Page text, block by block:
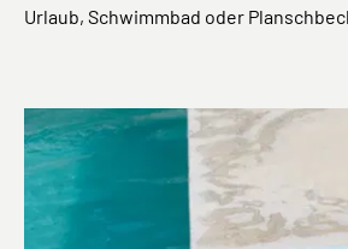
Urlaub, Schwimmbad oder